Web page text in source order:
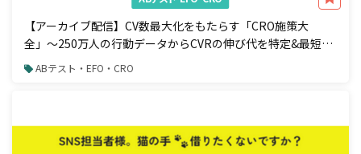
【アーカイブ配信】CV数最大化をもたらす「CRO施策大
全」〜250万人の行動データからCVRの伸び代を特定&最短で
成果を出す手法〜
ABテスト・EFO・CRO